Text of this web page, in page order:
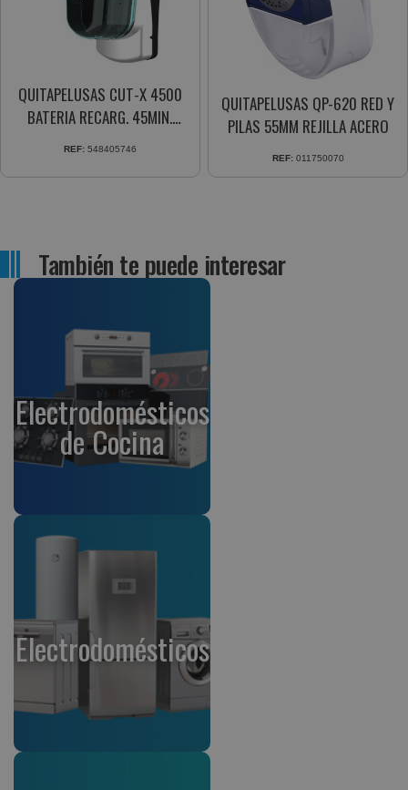
QUITAPELUSAS CUT-X 4500
BATERIA RECARG. 45MIN.
CUCHILLAS 50MM. (05746)
REF: 548405746
QUITAPELUSAS QP-620 RED Y
PILAS 55MM REJILLA ACERO
REF: 011750070
También te puede interesar
Electrodomésticos
de Cocina
Electrodomésticos